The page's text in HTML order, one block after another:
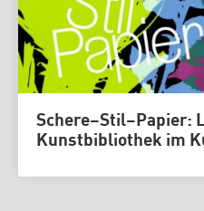
Kunstbibliothek im